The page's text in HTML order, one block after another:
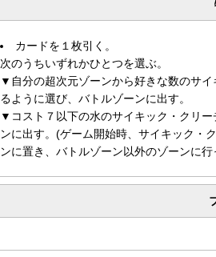
カードを１枚引く。
次のうちいずれかひとつを選ぶ。
▼自分の超次元ゾーンから好きな数のサ
るように選び、バトルゾーンに出す。
▼コスト７以下の水のサイキック・クリ
ンに出す。(ゲーム開始時、サイキック・
ンに置き、バトルゾーン以外のゾーンに